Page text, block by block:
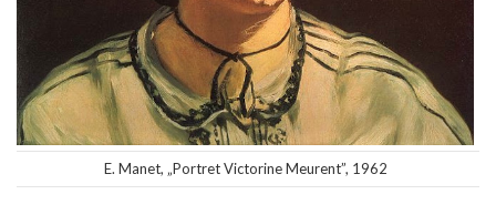
E. Manet, „Portret Victorine Meurent”, 1962